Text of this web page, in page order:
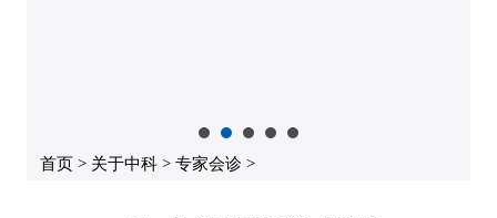
首页 > 关于中科 >专家会诊 >